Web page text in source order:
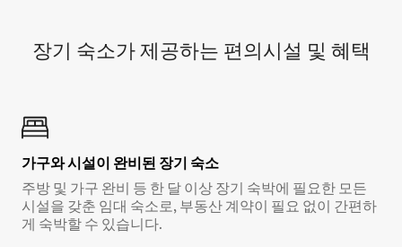
장기 숙소가 제공하는 편의시설 및 혜택
가구와 시설이 완비된 장기 숙소
주방 및 가구 완비 등 한 달 이상 장기 숙박에 필요한 모든
시설을 갖춘 임대 숙소로, 부동산 계약이 필요 없이 간편하
게 숙박할 수 있습니다.